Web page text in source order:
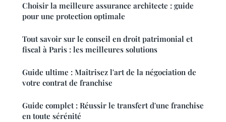
Choisir la meilleure assurance architecte : guide
pour une protection optimale
Tout savoir sur le conseil en droit patrimonial et
fiscal à Paris : les meilleures solutions
Guide ultime : Maîtrisez l'art de la négociation de
votre contrat de franchise
Guide complet : Réussir le transfert d'une franchise
en toute sérénité